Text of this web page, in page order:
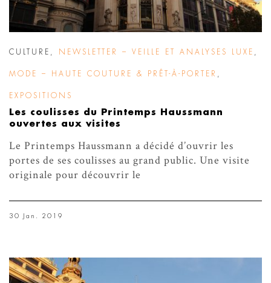
CULTURE NEWSLETTER – VEILLE ET ANALYSES LUXE
MODE – HAUTE COUTURE & PRÊT-À-PORTER
EXPOSITIONS
Les coulisses du Printemps Haussmann
ouvertes aux visites
Le Printemps Haussmann a décidé d’ouvrir les
portes de ses coulisses au grand public. Une visite
originale pour découvrir le
30 Jan. 2019